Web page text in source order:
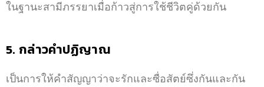
ในฐานะสามีภรรยาเมื่อก้าวสู่การใช้ชีวิตคู่ด้วยกัน
5. กล่าวคำปฏิญาณ
เป็นการให้คำสัญญาว่าจะรักและซื่อสัตย์ซึ่งกันและกัน